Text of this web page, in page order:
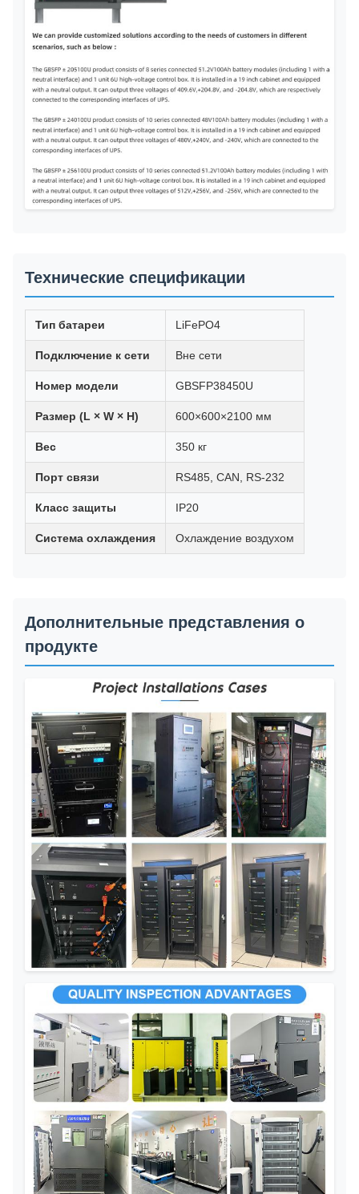
Технические спецификации
Тип батареи LiFePO4
Подключение к сети Вне сети
Номер модели GBSFP38450U
Размер (L × W × H) 600×600×2100 мм
Вес 350 кг
Порт связи RS485, CAN, RS-232
Класс защиты IP20
Система охлаждения Охлаждение воздухом
Дополнительные представления о
продукте